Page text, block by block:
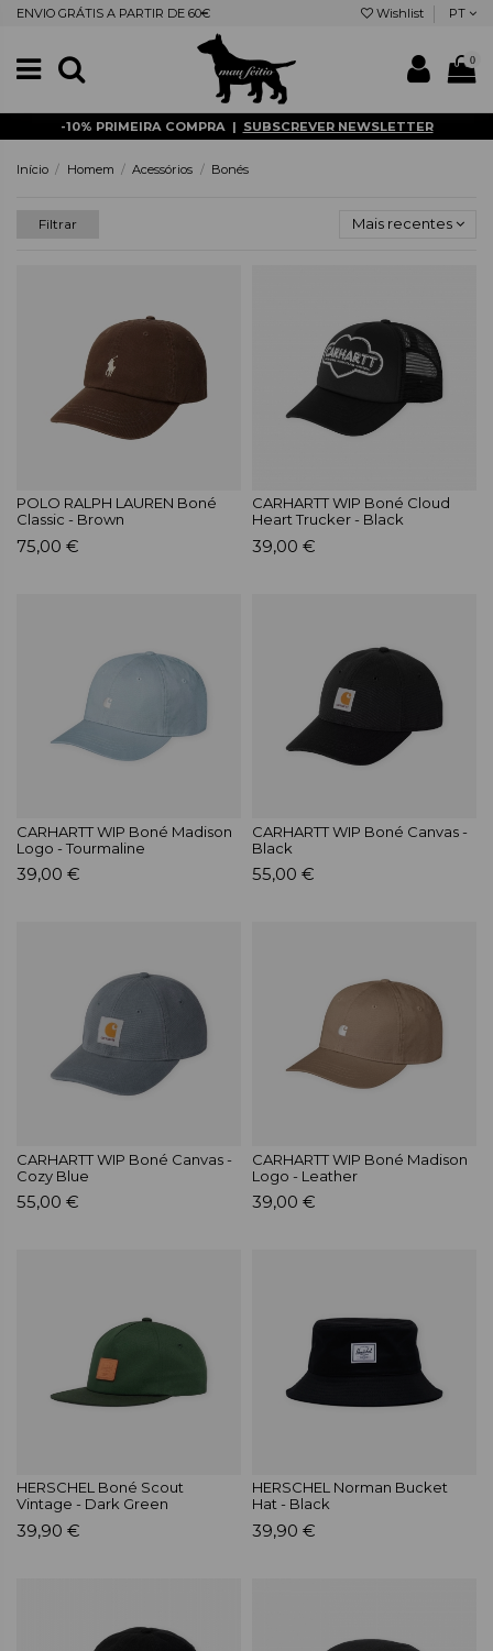
ENVIO GRÁTIS A PARTIR DE 60€ Wishlist PT
0
-10% PRIMEIRA COMPRA | SUBSCREVER NEWSLETTER
Início Homem Acessórios Bonés
Filtrar Mais recentes
POLO RALPH LAUREN Boné
Classic - Brown
75,00 €
CARHARTT WIP Boné Cloud
Heart Trucker - Black
39,00 €
CARHARTT WIP Boné Madison
Logo - Tourmaline
39,00 €
CARHARTT WIP Boné Canvas -
Black
55,00 €
CARHARTT WIP Boné Canvas -
Cozy Blue
55,00 €
CARHARTT WIP Boné Madison
Logo - Leather
39,00 €
HERSCHEL Boné Scout
Vintage - Dark Green
39,90 €
HERSCHEL Norman Bucket
Hat - Black
39,90 €